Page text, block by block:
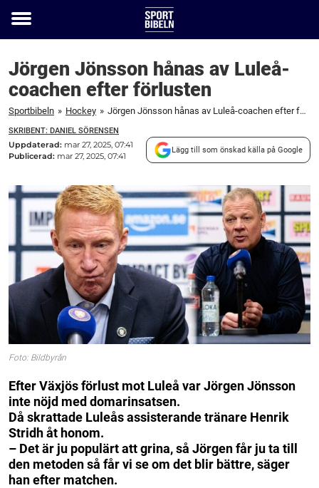
Toggle
Jörgen Jönsson hånas av Luleå-
coachen efter förlusten
Sportbibeln » Hockey » Jörgen Jönsson hånas av Luleå-coachen efter förlusten
SKRIBENT: DANIEL SÖRENSEN
Uppdaterad: mar 27, 2025, 07:41
Publicerad: mar 27, 2025, 07:41
Lägg till som önskad källa på Google
Foto: Bildbyrån
Efter Växjös förlust mot Luleå var Jörgen Jönsson
inte nöjd med domarinsatsen.
Då skrattade Luleås assisterande tränare Henrik
Stridh åt honom.
– Det är ju populärt att grina, så Jörgen får ju ta till
den metoden så får vi se om det blir bättre, säger
han efter matchen.